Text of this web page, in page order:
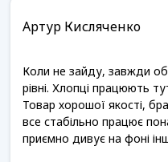
Артур Кисляченко
Коли не зайду, завжди
рівні. Хлопці працюють
Товар хорошої якості,
все стабільно працює
приємно дивує на фоні